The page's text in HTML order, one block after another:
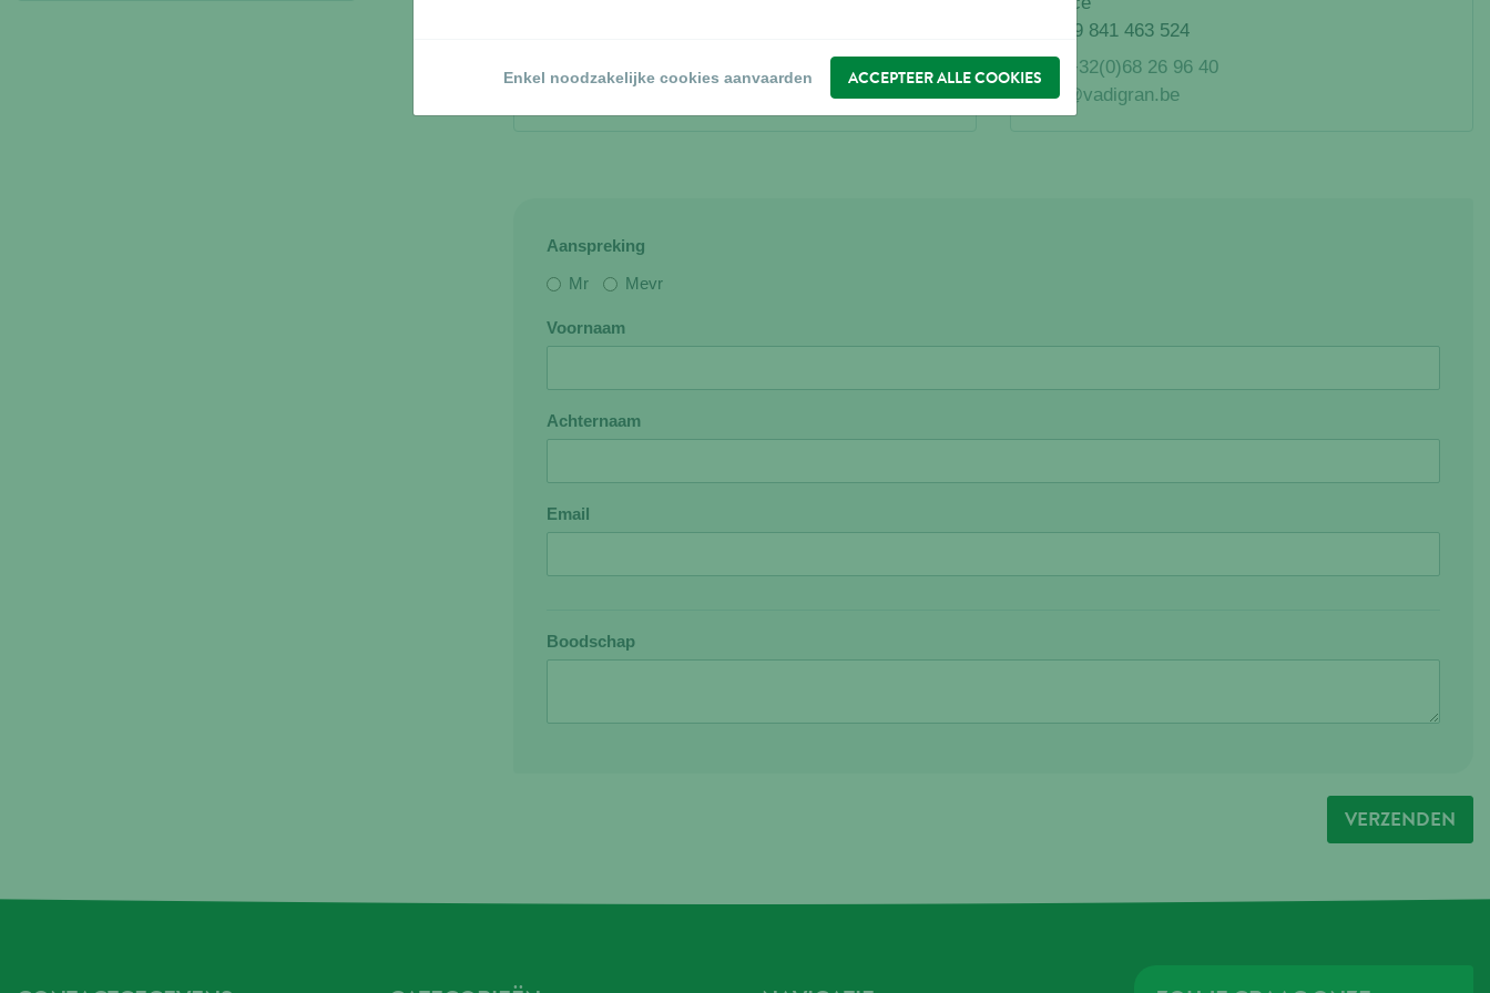
Tel.
+32(0)68 26 96 40
FR 19 841 463 524
Tel.
+32(0)68 26 96 40
Info@vadigran.be
Aanspreking
Mr Mevr
Voornaam
Achternaam
Email
Boodschap
Enkel noodzakelijke cookies aanvaarden ACCEPTEER ALLE COOKIES